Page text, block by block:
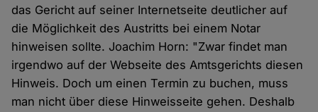
das Gericht auf seiner Internetseite deutlicher auf
die Möglichkeit des Austritts bei einem Notar
hinweisen sollte. Joachim Horn: "Zwar findet man
irgendwo auf der Webseite des Amtsgerichts diesen
Hinweis. Doch um einen Termin zu buchen, muss
man nicht über diese Hinweisseite gehen. Deshalb